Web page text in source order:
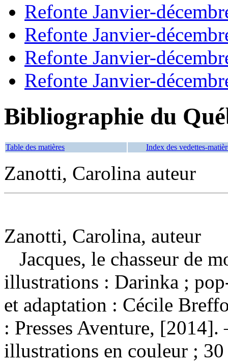
Refonte Janvier-
Refonte Janvier-
Refonte Janvier-
Refonte Janvier-
Bibliographie du
Table des matières Index des vedettes-
Zanotti, Carolina auteur
Zanotti, Carolina, auteur
Jacques, le chasseur de
illustrations : Darinka ;
et adaptation : Cécile
: Presses Aventure,
illustrations en couleur ;